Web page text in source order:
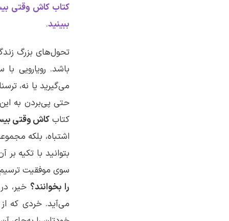
کتاب کاش وقتی
ببینید.
تحول‌های بزرگ
باشد. رویارویی
می‌گیرید یا نه،
حتی پی‌بردن به
کتابکاش وقتی
اشتباه، بلکه
بتوانید با تکیه
سوی موفقیت
را بخوانند؟ خیر،
می‌آید. خردی که